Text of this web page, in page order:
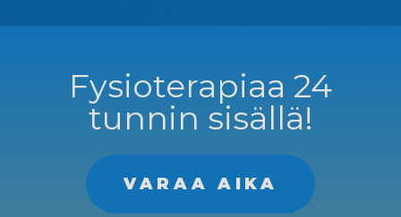
Fysioterapiaa 24
tunnin sisällä!
VARAA AIKA